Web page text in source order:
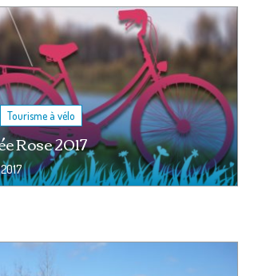
Tourisme à vélo
Rose 2017